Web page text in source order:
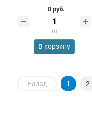
0 руб.
шт
В корзину
Назад 1 2